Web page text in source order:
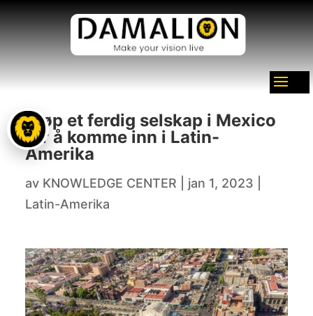
Kjøp et ferdig selskap i Mexico
for å komme inn i Latin-
Amerika
av KNOWLEDGE CENTER jan 1, 2023
Latin-Amerika